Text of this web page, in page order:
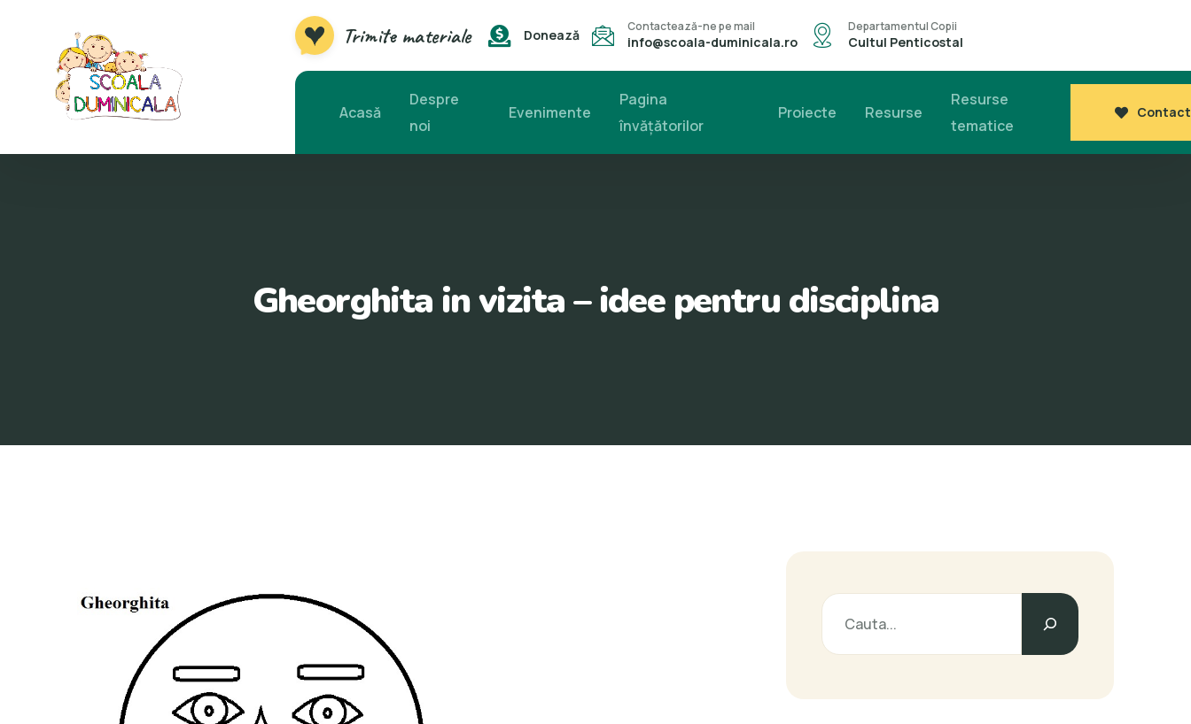
Trimite materiale Donează
Contactează-ne pe mail
info@scoala-duminicala.ro
Departamentul Copii
Cultul Penticostal
Acasă
Despre
noi
Evenimente
Pagina
învăţătorilor
Proiecte Resurse
Resurse
tematice
Contact
Gheorghita in vizita – idee pentru disciplina